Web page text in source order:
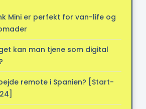
Mini er perfekt for van-life og
kan man tjene som digital
remote i Spanien? [Start-